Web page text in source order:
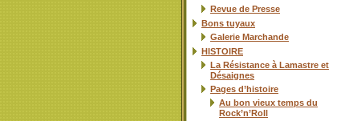
Revue de Presse
Bons tuyaux
Galerie Marchande
HISTOIRE
La Résistance à Lamastre et
Désaignes
Pages d’histoire
Au bon vieux temps du
Rock’n’Roll